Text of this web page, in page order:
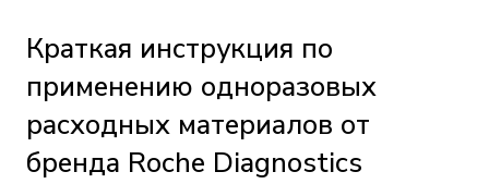
Краткая инструкция по
применению одноразовых
расходных материалов от
бренда Roche Diagnostics